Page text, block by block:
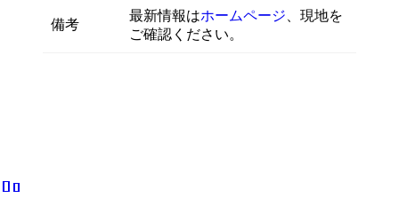
備考
最新情報はホームページ、現地を
ご確認ください。